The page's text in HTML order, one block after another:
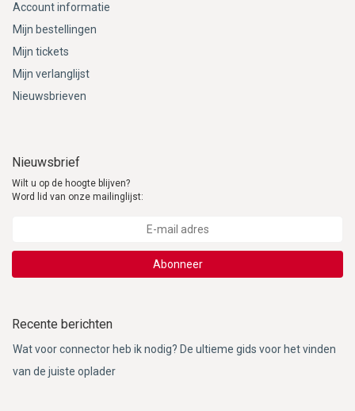
Account informatie
Mijn bestellingen
Mijn tickets
Mijn verlanglijst
Nieuwsbrieven
Nieuwsbrief
Wilt u op de hoogte blijven?
Word lid van onze mailinglijst:
Abonneer
Recente berichten
Wat voor connector heb ik nodig? De ultieme gids voor het vinden
van de juiste oplader